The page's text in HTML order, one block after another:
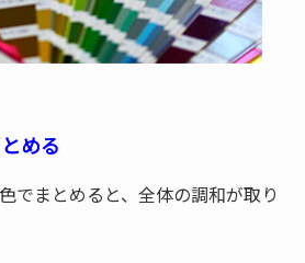
める
でまとめると、全体の調和が取り